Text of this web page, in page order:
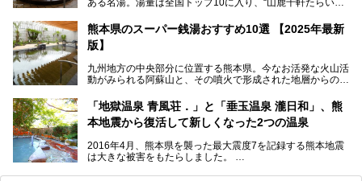
見所を徹底紹介。併せて、その他イベントや立ち寄り湯も併
泉質であり、お湯の良さにも定評があります。
今回は地元九州の温泉ライターの私が実際に入浴した中か
設・家族風呂の3パターンに分類し、合計10施設を厳選して
ご紹介。ぜひ、湯めぐりの参考にして下さいね！
熊本県のスーパー銭湯おすすめ10選 【2025年最新
版】
九州地方の中央部分に位置する熊本県。今なお活発な火山活
動がみられる阿蘇山と、その噴火で形成された地層からの湧
す。
そんな熊本県は、県内の至るところから温泉が湧いている温
泉県でもあります。山鹿温泉、玉名温泉、黒川温泉、人吉温
出すスーパー銭湯が豊富です。なかでも注目のスーパー銭湯
をピックアップしました。
「地獄温泉 青風荘．」と「垂玉温泉 瀧日和」、熊
本地震から復活して新しくなった2つの温泉
2016年4月、熊本県を襲った最大震度7を記録する熊本地震
は大きな被害をもたらしました。